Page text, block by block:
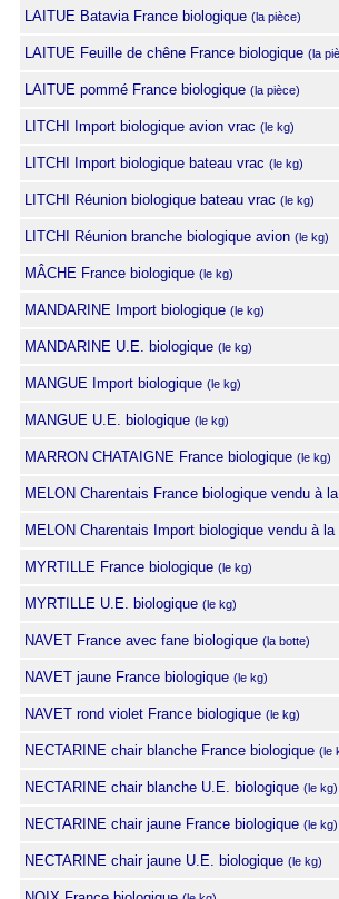
LAITUE Batavia France biologique (la pièce)
LAITUE Feuille de chêne France biologique (la
LAITUE pommé France biologique (la pièce)
LITCHI Import biologique avion vrac (le kg)
LITCHI Import biologique bateau vrac (le kg)
LITCHI Réunion biologique bateau vrac (le kg)
LITCHI Réunion branche biologique avion (le kg)
MÂCHE France biologique (le kg)
MANDARINE Import biologique (le kg)
MANDARINE U.E. biologique (le kg)
MANGUE Import biologique (le kg)
MANGUE U.E. biologique (le kg)
MARRON CHATAIGNE France biologique (le kg)
MELON Charentais France biologique vendu à
MELON Charentais Import biologique vendu à la
MYRTILLE France biologique (le kg)
MYRTILLE U.E. biologique (le kg)
NAVET France avec fane biologique (la botte)
NAVET jaune France biologique (le kg)
NAVET rond violet France biologique (le kg)
NECTARINE chair blanche France biologique (le
NECTARINE chair blanche U.E. biologique (le kg)
NECTARINE chair jaune France biologique (le kg)
NECTARINE chair jaune U.E. biologique (le kg)